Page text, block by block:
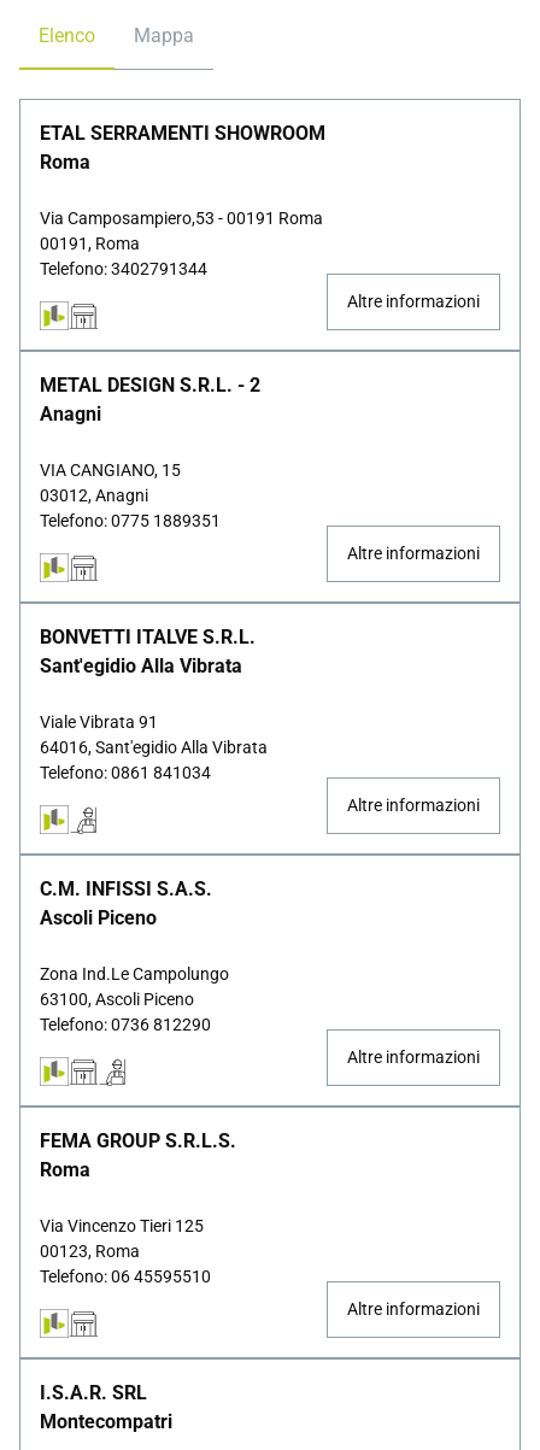
Elenco Mappa
ETAL SERRAMENTI SHOWROOM
Roma
Via Camposampiero,53 - 00191 Roma
00191, Roma
Telefono: 3402791344
Altre informazioni
METAL DESIGN S.R.L. - 2
Anagni
VIA CANGIANO, 15
03012, Anagni
Telefono: 0775 1889351
Altre informazioni
BONVETTI ITALVE S.R.L.
Sant'egidio Alla Vibrata
Viale Vibrata 91
64016, Sant'egidio Alla Vibrata
Telefono: 0861 841034
Altre informazioni
C.M. INFISSI S.A.S.
Ascoli Piceno
Zona Ind.le Campolungo
63100, Ascoli Piceno
Telefono: 0736 812290
Altre informazioni
FEMA GROUP S.R.L.S.
Roma
Via Vincenzo Tieri 125
00123, Roma
Telefono: 06 45595510
Altre informazioni
I.S.A.R. SRL
Montecompatri